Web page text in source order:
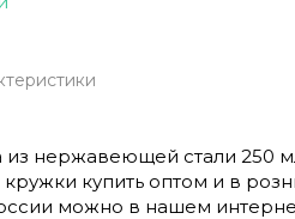
из нержавеющей стали 250
купить оптом и в
можно в нашем